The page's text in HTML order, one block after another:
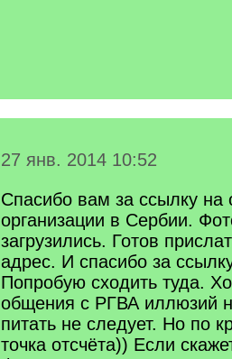
27 янв. 2014 10:52
Спасибо вам за ссылку на
организации в Сербии.
загрузились. Готов
адрес. И спасибо за
Попробую сходить туда.
общения с РГВА иллюзий
питать не следует. Но по
точка отсчёта)) Если